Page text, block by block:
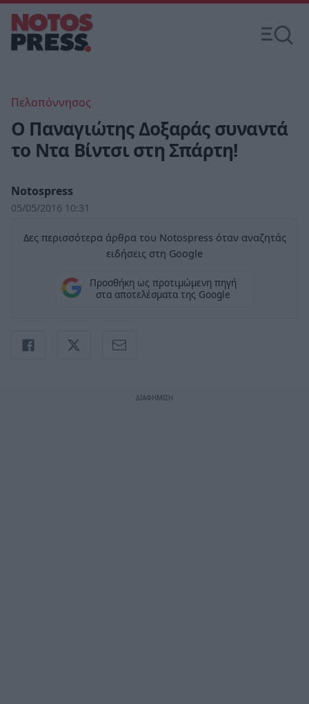
Πελοπόννησος
Ο Παναγιώτης Δοξαράς συναντά
το Ντα Βίντσι στη Σπάρτη!
Notospress
05/05/2016 10:31
Δες περισσότερα άρθρα του Notospress όταν αναζητάς
ειδήσεις στη Google
Προσθήκη ως προτιμώμενη πηγή
στα αποτελέσματα της Google